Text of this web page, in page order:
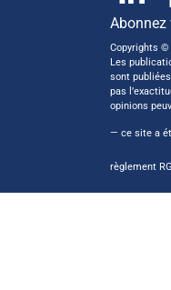
Abonnez
Copyrights ©
Les
sont
pas
opinions
— ce site a
règlement